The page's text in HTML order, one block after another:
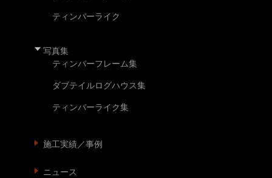
ティンバーライク
写真集
ティンバーフレーム集
ダブテイルログハウス集
ティンバーライク集
施工実績／事例
ニュース